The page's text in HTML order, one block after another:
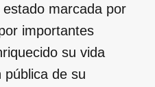
marcada por
importantes
su vida
pública de su